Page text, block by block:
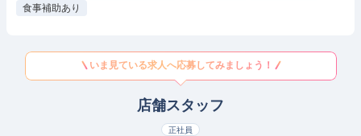
食事補助あり
いま見ている求人へ応募してみましょう！
店舗スタッフ
正社員